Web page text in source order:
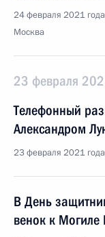
24 февраля 2021
Москва
23 февраля
Телефонный
Александром
23 февраля 2021
В День
венок к Могиле